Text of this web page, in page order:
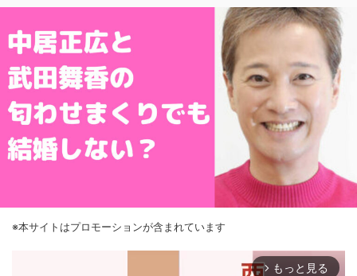
※本サイトはプロモーションが含まれています
arrow_forward_ios もっと見る